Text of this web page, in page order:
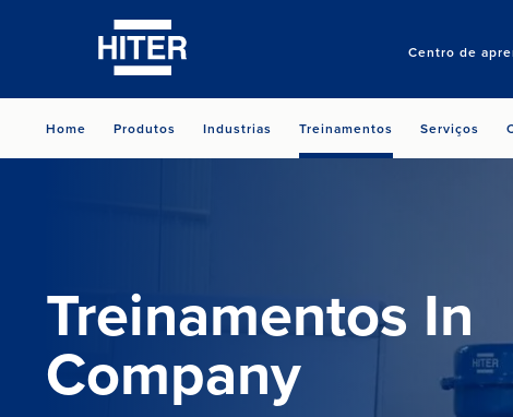
Centro de
Home Produtos Industrias Treinamentos Serviços
Treinamentos In
Company